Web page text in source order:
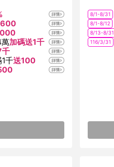
加碼送1千
千
千送100
8/1-8/31
8/1-8/12
8/13-8/31
116/3/31